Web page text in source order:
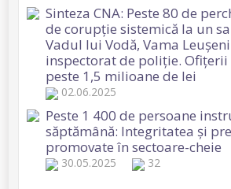
Sinteza CNA: Peste 80 de
de corupție sistemică la un
Vadul lui Vodă, Vama
inspectorat de poliție. Ofițerii
peste 1,5 milioane de lei
02.06.2025
Peste 1 400 de persoane
săptămână: Integritatea și
promovate în sectoare-cheie
30.05.2025 32